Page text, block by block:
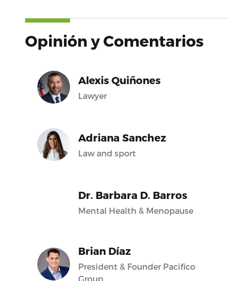
Opinión y Comentarios
Alexis Quiñones
Lawyer
Adriana Sanchez
Law and sport
Dr. Barbara D. Barros
Mental Health & Menopause
Brian Díaz
President & Founder Pacifico
Group